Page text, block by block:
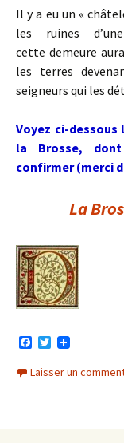
Il y a eu un «
les ruines
cette demeure
les terres
seigneurs qui les
Voyez ci-
la Brosse,
confirmer (merci
La
c
e
T
i
t
Laisser un